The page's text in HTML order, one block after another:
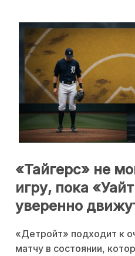
«Тайгерс» не
игру, пока
уверенно
«Детройт» подходит к
матчу в состоянии,